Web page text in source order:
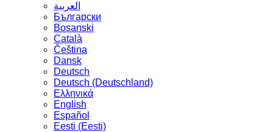
العربية
Български
Bosanski
Сatalà
Čeština
Dansk
Deutsch
Deutsch (Deutschland)
Ελληνικά
English
Español
Eesti (Eesti)